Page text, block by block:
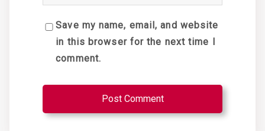
Save my name, email, and website
in this browser for the next time I
comment.